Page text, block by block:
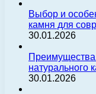
Выбор и
камня для
30.01.2026
Преимущества
30.01.2026